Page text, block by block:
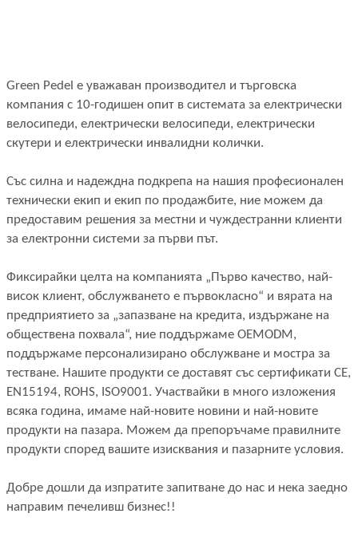
Green Pedel е уважаван производител и търговска
компания с 10-годишен опит в системата за електрически
велосипеди, електрически велосипеди, електрически
скутери и електрически инвалидни колички.
Със силна и надеждна подкрепа на нашия професионален
технически екип и екип по продажбите, ние можем да
предоставим решения за местни и чуждестранни клиенти
за електронни системи за първи път.
Фиксирайки целта на компанията „Първо качество, най-
висок клиент, обслужването е първокласно“ и вярата на
предприятието за „запазване на кредита, издържане на
обществена похвала“, ние поддържаме OEMODM,
поддържаме персонализирано обслужване и мостра за
тестване. Нашите продукти се доставят със сертификати CE,
EN15194, ROHS, ISO9001. Участвайки в много изложения
всяка година, имаме най-новите новини и най-новите
продукти на пазара. Можем да препоръчаме правилните
продукти според вашите изисквания и пазарните условия.
Добре дошли да изпратите запитване до нас и нека заедно
направим печеливш бизнес!!